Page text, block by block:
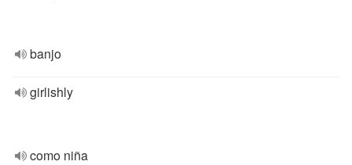
banjo
girlishly
como niña